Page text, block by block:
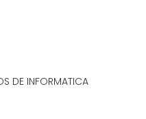
DE INFORMATICA